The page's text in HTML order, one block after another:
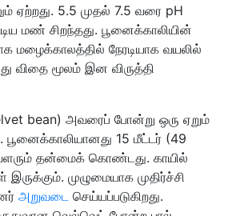
ஏற்றது. 5.5 முதல் 7.5 வரை pH
மண் சிறந்தது. பூனைக்காலியின்
மழைக்காலத்தில் நேரடியாக வயலில்
விதை மூலம் இன விருத்தி
bean) அவரைப் போன்று ஒரு ஏறும்
15 மீட்டர் (49
தன்மைக் கொண்டது. காயில்
இருக்கும். முழுமையாக முதிர்ச்சி
அறுவடை
செய்யப்படுகிறது.